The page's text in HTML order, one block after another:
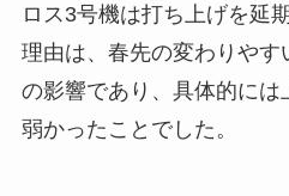
ロス3号機は打ち上げを延
理由は、春先の変わりや
の影響であり、具体的には
弱かったことでした。